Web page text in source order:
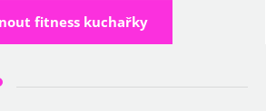
fitness kuchařky